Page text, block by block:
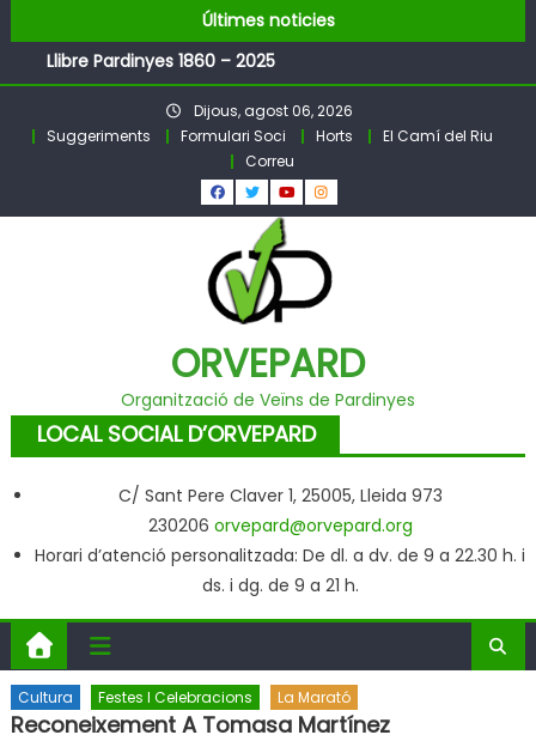
to
content
Últimes noticies
Pubilles i Hereus 2026
Llibre Pardinyes 1860 – 2025
Pubilles i Hereus – Festa Major PARDINYES 2026
BALL DE FESTA MAJORDijous, agost 06, 2026
Suggeriments
Formulari Soci Horts
El Camí del Riu
Correu
ORVEPARD
Organització de Veïns de Pardinyes
LOCAL SOCIAL D’ORVEPARD
C/ Sant Pere Claver 1, 25005, Lleida 973
230206 orvepard@orvepard.org
Horari d’atenció personalitzada: De dl. a dv. de 9 a 22.30 h. i
ds. i dg. de 9 a 21 h.
Cultura Festes I Celebracions La Marató
Reconeixement A Tomasa Martínez